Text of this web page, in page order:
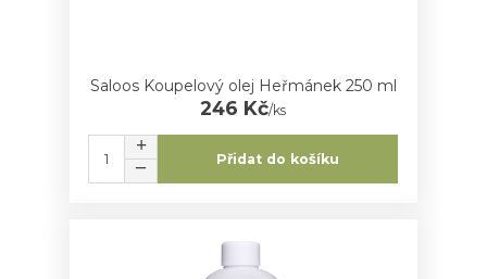
Saloos Koupelový olej Heřmánek 250 ml
246 Kč/ks
Přidat do košíku